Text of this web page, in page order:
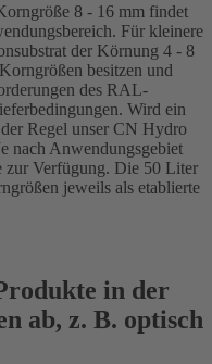
8 - 16 mm findet
Für kleinere
der Körnung 4 - 8
besitzen und
des RAL-
Wird ein
Regel unser CN Hydro
nach Anwendungsgebiet
zur Verfügung. Die 50 Liter
jeweils als etablierte
in der
ab, z. B. optisch